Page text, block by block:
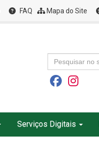
FAQ Mapa do Site
Serviços Digitais